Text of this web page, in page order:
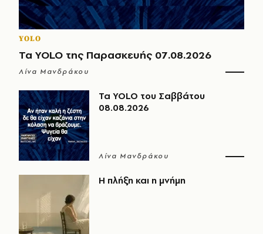
YOLO
Τα YOLO της Παρασκευής 07.08.2026
Λίνα Μανδράκου
Τα YOLO του Σαββάτου
08.08.2026
Λίνα Μανδράκου
Η πλήξη και η μνήμη